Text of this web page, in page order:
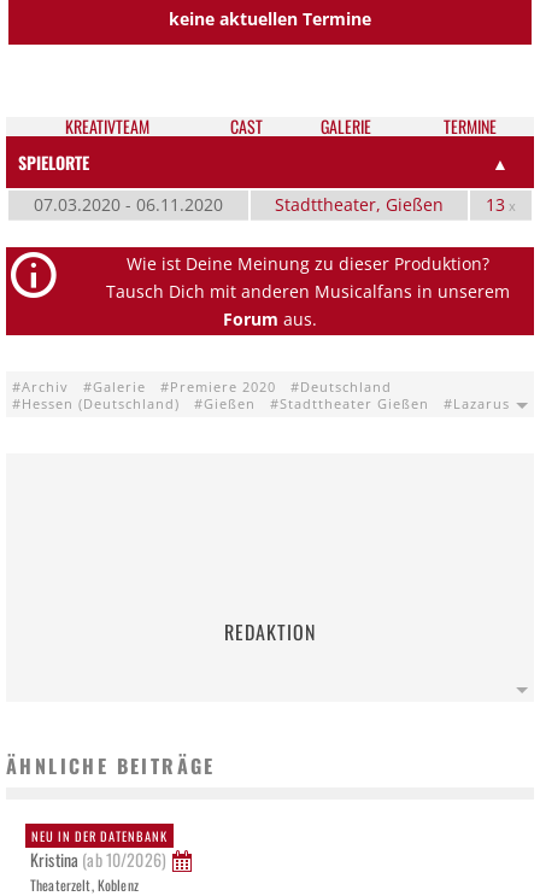
keine aktuellen Termine
KREATIV­TEAM CAST GALE­RIE
TER­MI­NE
SPIELORTE
▲
07.03.2020 - 06.11.2020 Stadttheater, Gießen 13 x
Wie ist Deine Meinung zu dieser Produktion?
Tausch Dich mit anderen Musicalfans in unserem
Forum aus.
Archiv Galerie Premiere 2020
Deutschland
Hessen (Deutschland)
Gießen Stadttheater Gießen Lazarus
REDAKTION
ÄHNLICHE BEITRÄGE
NEU IN DER DATENBANK
Kristina (ab 10/2026)
Theaterzelt, Koblenz